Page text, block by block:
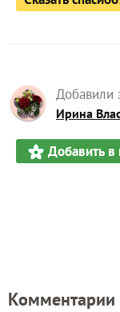
Добавили
Ирина
Добавить в
Комментарии